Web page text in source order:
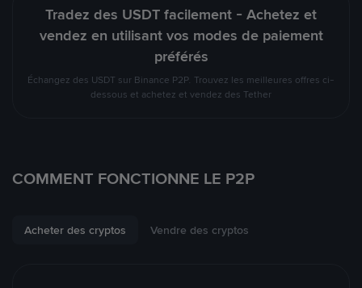
Tradez des USDT facilement - Achetez et
vendez en utilisant vos modes de paiement
préférés
Échangez des USDT sur Binance P2P. Trouvez les meilleures offres ci-
dessous et achetez et vendez des Tether
COMMENT FONCTIONNE LE P2P
Acheter des cryptos Vendre des cryptos